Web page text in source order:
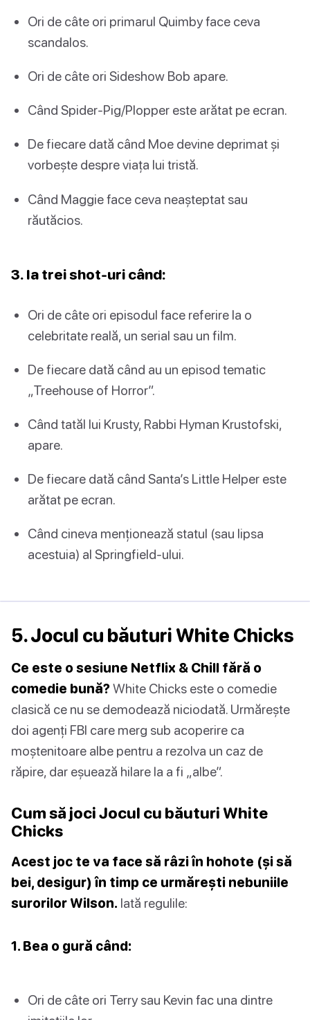
Ori de câte ori primarul Quimby face ceva
scandalos.
Ori de câte ori Sideshow Bob apare.
Când Spider-Pig/Plopper este arătat pe ecran.
De fiecare dată când Moe devine deprimat și
vorbește despre viața lui tristă.
Când Maggie face ceva neașteptat sau
răutăcios.
3. Ia trei shot-uri când:
Ori de câte ori episodul face referire la o
celebritate reală, un serial sau un film.
De fiecare dată când au un episod tematic
„Treehouse of Horror”.
Când tatăl lui Krusty, Rabbi Hyman Krustofski,
apare.
De fiecare dată când Santa’s Little Helper este
arătat pe ecran.
Când cineva menționează statul (sau lipsa
acestuia) al Springfield-ului.
5. Jocul cu băuturi White Chicks
Ce este o sesiune Netflix & Chill fără o
comedie bună?White Chicks este o comedie
clasică ce nu se demodează niciodată. Urmărește
doi agenți FBI care merg sub acoperire ca
moștenitoare albe pentru a rezolva un caz de
răpire, dar eșuează hilare la a fi „albe”.
Cum să joci Jocul cu băuturi White
Chicks
Acest joc te va face să râzi în hohote (și să
bei, desigur) în timp ce urmărești nebuniile
surorilor Wilson. Iată regulile:
1. Bea o gură când:
Ori de câte ori Terry sau Kevin fac una dintre